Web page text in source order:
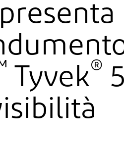
Tyvek®